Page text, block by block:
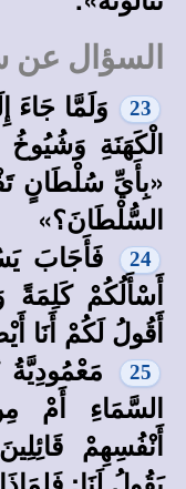
السؤال
23
وَلَمَّا جَاءَ
الْكَهَنَةِ
«بِأَيِّ سُلْطَانٍ
السُّلْطَانَ؟»
24
فَأَجَابَ
أَسْأَلُكُمْ كَلِمَةً
أَقُولُ لَكُمْ أَنَا
25
السَّمَاءِ أَمْ
أَنْفُسِهِمْ